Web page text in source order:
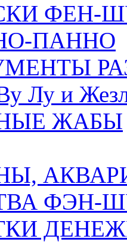
ФЕН-
ПАННО
Лу и
ЖАБЫ
ФЭН-